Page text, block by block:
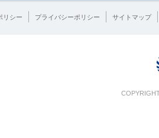
リシー プライバシーポリシー サイトマップ